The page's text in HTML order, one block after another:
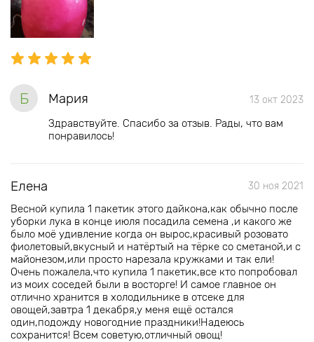
Б Мария 13 окт 2023
Здравствуйте. Спасибо за отзыв. Рады, что вам
понравилось!
Елена 30 ноя 2021
Весной купила 1 пакетик этого дайкона,как обычно после
уборки лука в конце июля посадила семена ,и какого же
было моё удивление когда он вырос,красивый розовато
фиолетовый,вкусный и натёртый на тёрке со сметаной,и с
майонезом,или просто нарезала кружками и так ели!
Очень пожалела,что купила 1 пакетик,все кто попробовал
из моих соседей были в восторге! И самое главное он
отлично хранится в холодильнике в отсеке для
овощей,завтра 1 декабря,у меня ещё остался
один,подожду новогодние праздники!Надеюсь
сохранится! Всем советую,отличный овощ!